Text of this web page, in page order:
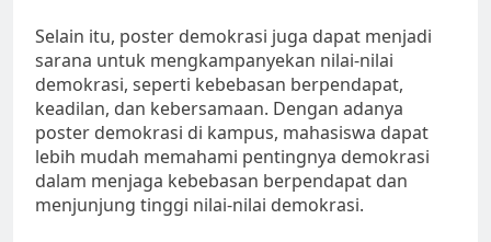
Selain itu, poster demokrasi juga dapat menjadi
sarana untuk mengkampanyekan nilai-nilai
demokrasi, seperti kebebasan berpendapat,
keadilan, dan kebersamaan. Dengan adanya
poster demokrasi di kampus, mahasiswa dapat
lebih mudah memahami pentingnya demokrasi
dalam menjaga kebebasan berpendapat dan
menjunjung tinggi nilai-nilai demokrasi.